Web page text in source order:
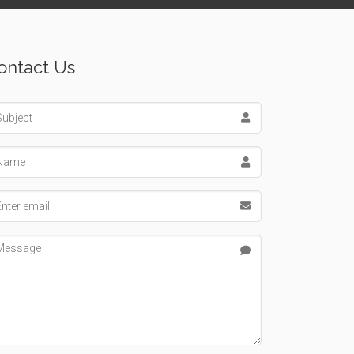
Us